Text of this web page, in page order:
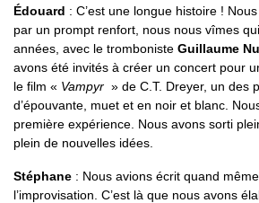
Édouard : C’est une longue histoire !
par un prompt renfort, nous nous vîmes
années, avec le tromboniste Guillaume
avons été invités à créer un concert pour
le film « Vampyr » de C.T. Dreyer, un des
d’épouvante, muet et en noir et blanc.
première expérience. Nous avons sorti
plein de nouvelles idées.
Stéphane : Nous avions écrit quand
l’improvisation. C’est là que nous avons